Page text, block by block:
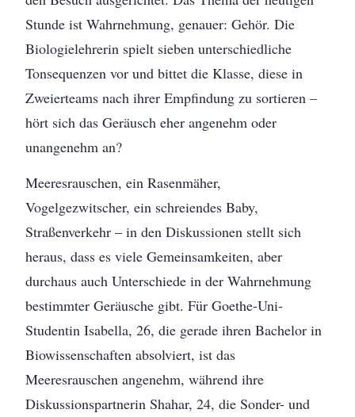
Stunde ist Wahrnehmung, genauer: Gehör. Die
Biologielehrerin spielt sieben unterschiedliche
Tonsequenzen vor und bittet die Klasse, diese in
Zweierteams nach ihrer Empfindung zu sortieren –
hört sich das Geräusch eher angenehm oder
unangenehm an?
Meeresrauschen, ein Rasenmäher,
Vogelgezwitscher, ein schreiendes Baby,
Straßenverkehr – in den Diskussionen stellt sich
heraus, dass es viele Gemeinsamkeiten, aber
durchaus auch Unterschiede in der Wahrnehmung
bestimmter Geräusche gibt. Für Goethe-Uni-
Studentin Isabella, 26, die gerade ihren Bachelor in
Biowissenschaften absolviert, ist das
Meeresrauschen angenehm, während ihre
Diskussionspartnerin Shahar, 24, die Sonder- und